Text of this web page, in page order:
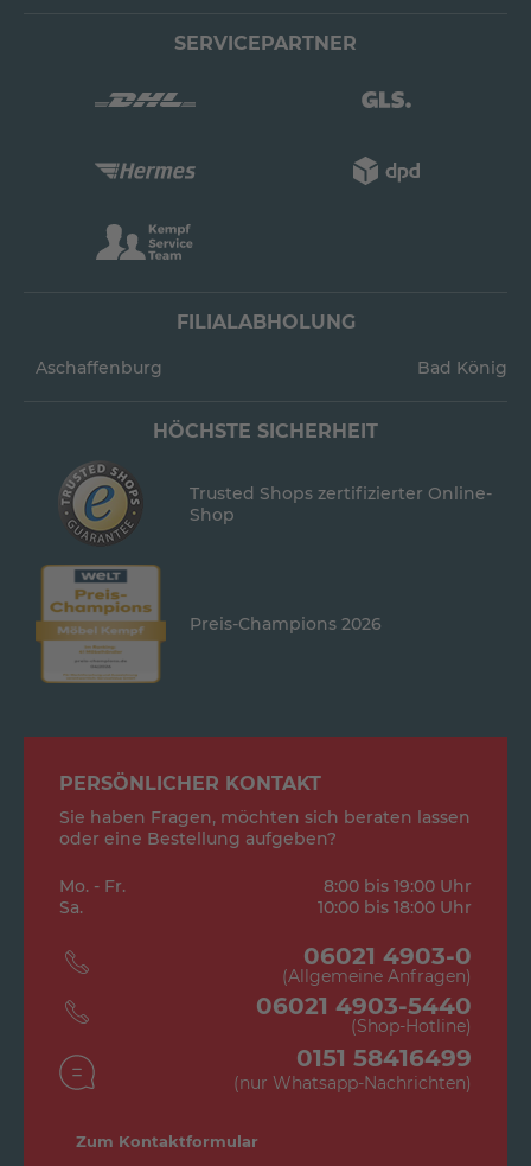
SERVICEPARTNER
FILIALABHOLUNG
Aschaffenburg Bad König
HÖCHSTE SICHERHEIT
Trusted Shops zertifizierter Online-
Shop
Preis-Champions 2026
PERSÖNLICHER KONTAKT
Sie haben Fragen, möchten sich beraten lassen
oder eine Bestellung aufgeben?
Mo. - Fr.
8:00 bis 19:00 Uhr
Sa.
10:00 bis 18:00 Uhr
06021 4903-0
(Allgemeine Anfragen)
06021 4903-5440
(Shop-Hotline)
0151 58416499
(nur Whatsapp-Nachrichten)
Zum Kontaktformular